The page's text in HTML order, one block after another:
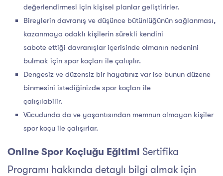
değerlendirmesi için kişisel planlar geliştirirler.
Bireylerin davranış ve düşünce bütünlüğünün sağlanması,
kazanmaya odaklı kişilerin sürekli kendini
sabote ettiği davranışlar içerisinde olmanın nedenini
bulmak için spor koçları ile çalışılır.
Dengesiz ve düzensiz bir hayatınız var ise bunun düzene
binmesini istediğinizde spor koçları ile
çalışılabilir.
Vücudunda da ve yaşantısından memnun olmayan kişiler
spor koçu ile çalışırlar.
Online Spor Koçluğu Eğitimi Sertifika
Programı hakkında detaylı bilgi almak için